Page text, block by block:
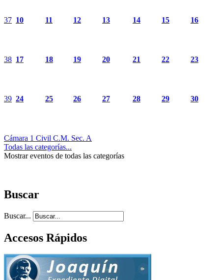
37 10 11 12 13 14 15 16
38 17 18 19 20 21 22 23
39 24 25 26 27 28 29 30
Cámara 1 Civil C.M. Sec. A
Todas las categorías...
Mostrar eventos de todas las categorías
Buscar
Buscar...
Accesos Rápidos